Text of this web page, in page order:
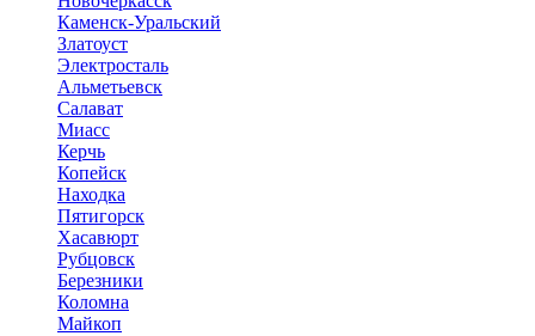
Каменск-Уральский
Златоуст
Электросталь
Альметьевск
Салават
Миасс
Керчь
Копейск
Находка
Пятигорск
Хасавюрт
Рубцовск
Березники
Коломна
Майкоп